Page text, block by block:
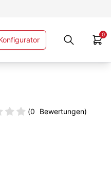
0
(0 Bewertungen)